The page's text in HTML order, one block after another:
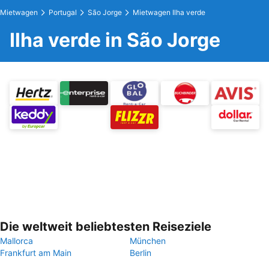
Mietwagen Portugal São Jorge Mietwagen Ilha verde
Ilha verde in São Jorge
Die weltweit beliebtesten Reiseziele
Mallorca
München
Frankfurt am Main
Berlin